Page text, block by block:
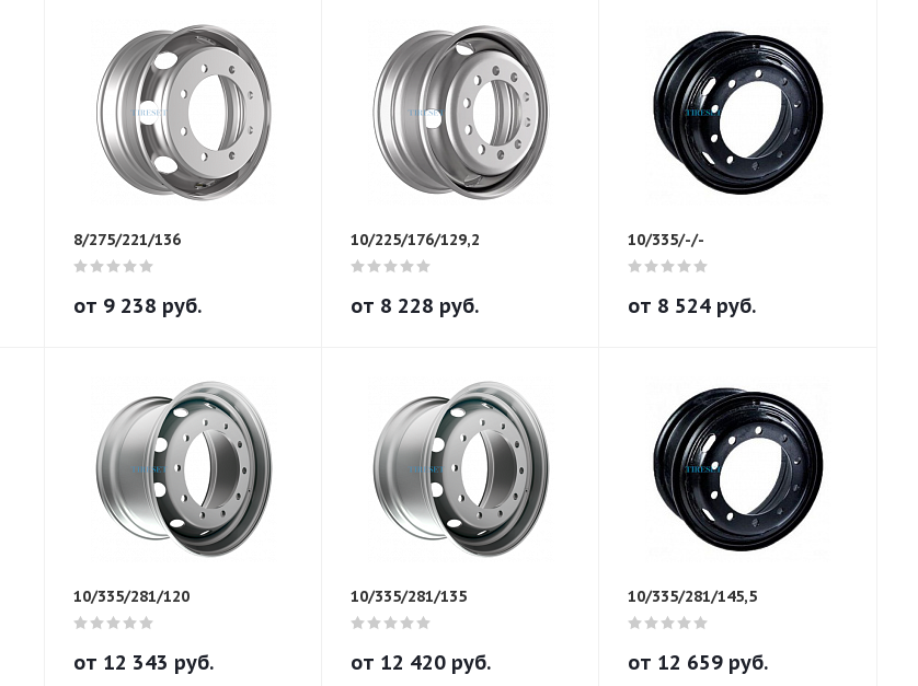
8/275/221/136
от 9 238 руб.
10/225/176/129,2
от 8 228 руб.
10/335/-/-
от 8 524 руб.
10/335/281/120
от 12 343 руб.
10/335/281/135
от 12 420 руб.
10/335/281/145,5
от 12 659 руб.